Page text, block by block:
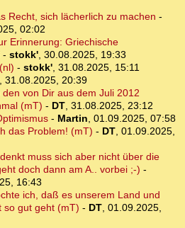
Recht, sich lächerlich zu machen -
02:02
Erinnerung: Griechische
- stokk', 30.08.2025, 19:33
- stokk', 31.08.2025, 15:11
31.08.2025, 20:39
von Dir aus dem Juli 2012
(mT) - DT, 31.08.2025, 23:12
- Martin, 01.09.2025, 07:58
das Problem! (mT) - DT, 01.09.2025,
muss sich aber nicht über die
doch dann am A.. vorbei ;-) -
16:43
ich, daß es unserem Land und
so gut geht (mT) - DT, 01.09.2025,